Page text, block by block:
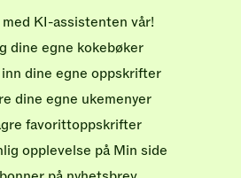
KI-assistenten vår!
dine egne kokebøker
dine egne oppskrifter
dine egne ukemenyer
favorittoppskrifter
opplevelse på Min side